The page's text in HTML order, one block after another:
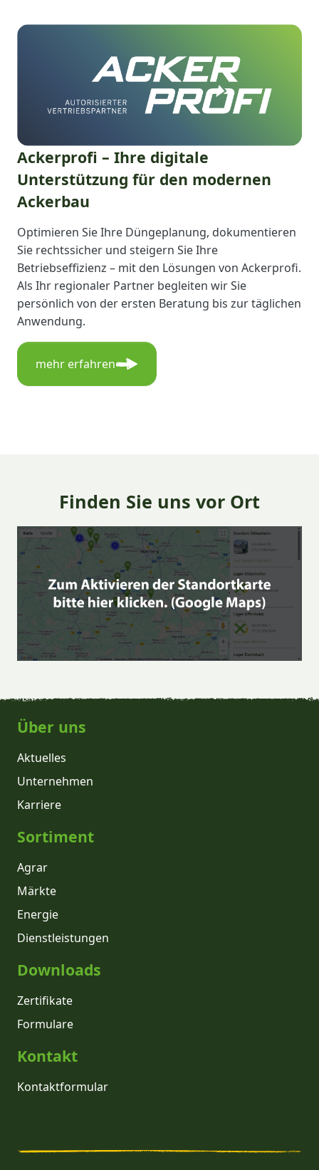
Ackerprofi – Ihre digitale
Unterstützung für den modernen
Ackerbau
Optimieren Sie Ihre Düngeplanung, dokumentieren
Sie rechtssicher und steigern Sie Ihre
Betriebseffizienz – mit den Lösungen von Ackerprofi.
Als Ihr regionaler Partner begleiten wir Sie
persönlich von der ersten Beratung bis zur täglichen
Anwendung.
mehr erfahren
Finden Sie uns vor Ort
Über uns
Aktuelles
Unternehmen
Karriere
Sortiment
Agrar
Märkte
Energie
Dienstleistungen
Downloads
Zertifikate
Formulare
Kontakt
Kontaktformular